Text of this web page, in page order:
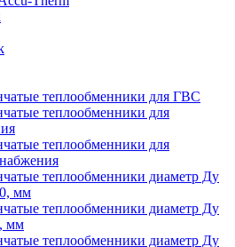
теплообменники для ГВС
теплообменники для
теплообменники для
теплообменники диаметр Ду
мм
теплообменники диаметр Ду
мм
теплообменники диаметр Ду